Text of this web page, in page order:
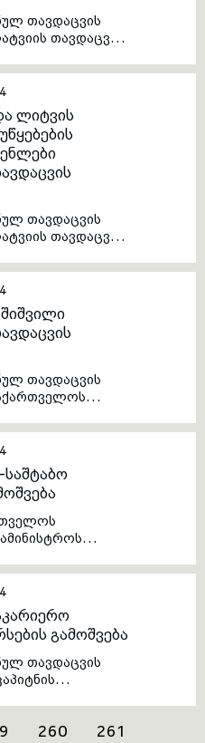
თავდაცვის
თავდაცვის
თავდაცვის
ბატონი
და
თავდაცვის
ბატონი
ლიტვის
თავდაცვის
თავდაცვის
თავდაცვის
ბატონი
და
თავდაცვის
ბატონი
თავდაცვის
აბაშიშვილი
გიორგი
ლექცია
ეკონომიკური
ცენტრში
სკოლის
სკოლა
დაამთავრა.
დაწყებამდე
და
პატივი
გამოშვება
თავდაცვის
260
261